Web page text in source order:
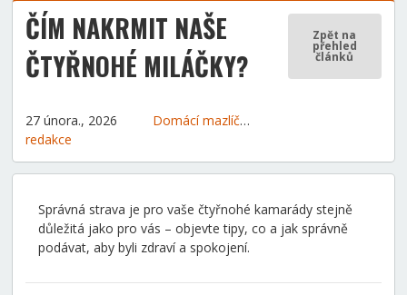
ČÍM NAKRMIT NAŠE
ČTYŘNOHÉ MILÁČKY?
Zpět na
přehled
článků
27 února., 2026
redakce
Domácí mazlíčci
Správná strava je pro vaše čtyřnohé kamarády stejně
důležitá jako pro vás – objevte tipy, co a jak správně
podávat, aby byli zdraví a spokojení.